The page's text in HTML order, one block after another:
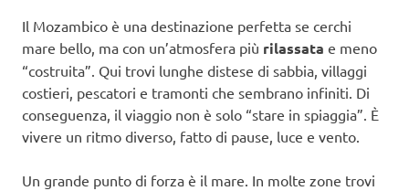
Il Mozambico è una destinazione perfetta se cerchi
mare bello, ma con un’atmosfera più rilassata e meno
“costruita”. Qui trovi lunghe distese di sabbia, villaggi
costieri, pescatori e tramonti che sembrano infiniti. Di
conseguenza, il viaggio non è solo “stare in spiaggia”. È
vivere un ritmo diverso, fatto di pause, luce e vento.
Un grande punto di forza è il mare. In molte zone trovi